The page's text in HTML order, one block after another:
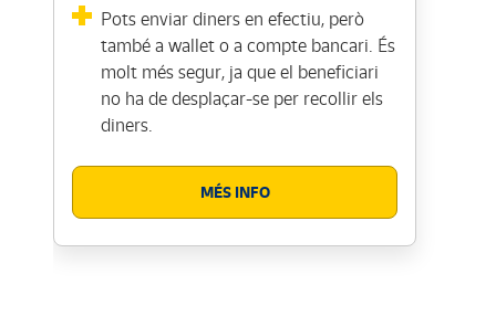
Pots enviar diners en efectiu, però
també a wallet o a compte bancari. És
molt més segur, ja que el beneficiari
no ha de desplaçar-se per recollir els
diners.
MÉS INFO